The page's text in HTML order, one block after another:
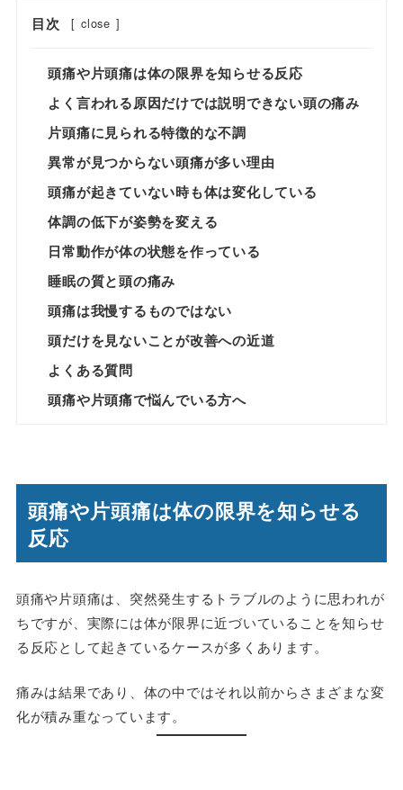
目次 [ close ]
頭痛や片頭痛は体の限界を知らせる反応
よく言われる原因だけでは説明できない頭の痛み
片頭痛に見られる特徴的な不調
異常が見つからない頭痛が多い理由
頭痛が起きていない時も体は変化している
体調の低下が姿勢を変える
日常動作が体の状態を作っている
睡眠の質と頭の痛み
頭痛は我慢するものではない
頭だけを見ないことが改善への近道
よくある質問
頭痛や片頭痛で悩んでいる方へ
頭痛や片頭痛は体の限界を知らせる
反応
頭痛や片頭痛は、突然発生するトラブルのように思われが
ちですが、実際には体が限界に近づいていることを知らせ
る反応として起きているケースが多くあります。
痛みは結果であり、体の中ではそれ以前からさまざまな変
化が積み重なっています。